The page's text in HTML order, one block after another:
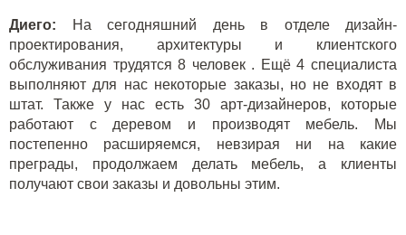
Диего:
На сегодняшний день в отделе дизайн-
проектирования, архитектуры и клиентского
обслуживания трудятся 8 человек . Ещё 4 специалиста
выполняют для нас некоторые заказы, но не входят в
штат. Также у нас есть 30 арт-дизайнеров, которые
работают с деревом и производят мебель. Мы
постепенно расширяемся, невзирая ни на какие
преграды, продолжаем делать мебель, а клиенты
получают свои заказы и довольны этим.